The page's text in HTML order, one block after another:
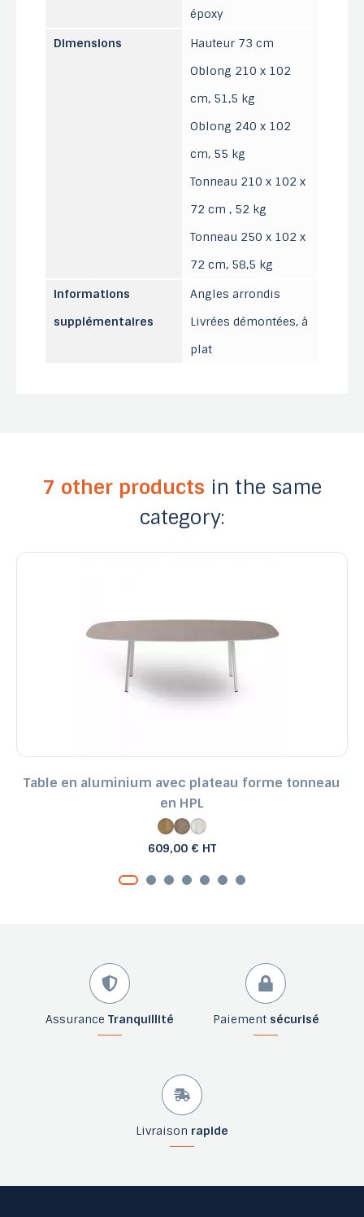
époxy
Dimensions
Hauteur 73 cm
Oblong 210 x 102
cm, 51,5 kg
Oblong 240 x 102
cm, 55 kg
Tonneau 210 x 102 x
72 cm , 52 kg
Tonneau 250 x 102 x
72 cm, 58,5 kg
Informations
supplémentaires
Angles arrondis
Livrées démontées, à
plat
7 other products in the same
category:
Table en aluminium avec plateau forme tonneau
en HPL
609,00 € HT
Assurance Tranquillité Paiement sécurisé
Livraison rapide